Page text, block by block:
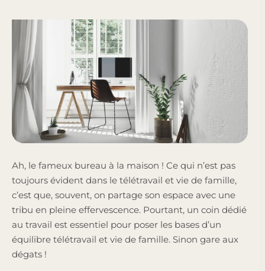
Ah, le fameux bureau à la maison ! Ce qui n’est pas
toujours évident dans le télétravail et vie de famille,
c’est que, souvent, on partage son espace avec une
tribu en pleine effervescence. Pourtant, un coin dédié
au travail est essentiel pour poser les bases d’un
équilibre télétravail et vie de famille. Sinon gare aux
dégats !